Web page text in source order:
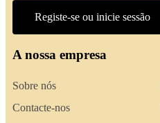
Registe-se ou inicie sessão
A nossa empresa
Sobre nós
Contacte-nos